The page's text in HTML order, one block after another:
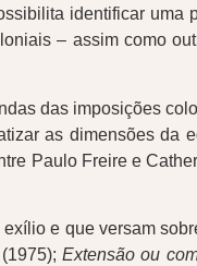
identificar uma
– assim como
das imposições
as dimensões da
Paulo Freire e
e que versam
(1975);Extensão ou